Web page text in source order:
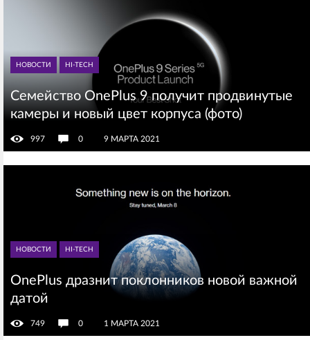
НОВОСТИ HI-TECH
Семейство OnePlus 9 получит продвинутые
камеры и новый цвет корпуса (фото)
997 0 9 МАРТА 2021
НОВОСТИ HI-TECH
OnePlus дразнит поклонников новой важной
датой
749 0 1 МАРТА 2021